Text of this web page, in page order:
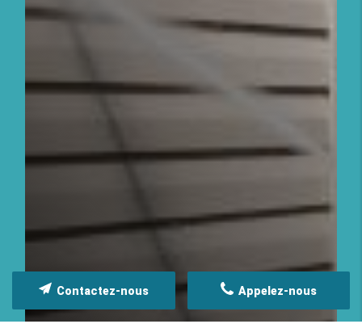
Appelez-nous
Contactez-nous